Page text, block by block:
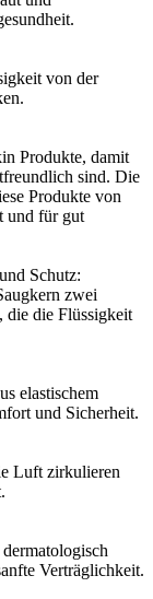
von der
Produkte, damit
sind. Die
Produkte von
und für gut
Schutz:
zwei
die die Flüssigkeit
elastischem
und Sicherheit.
Luft zirkulieren
Verträglichkeit.